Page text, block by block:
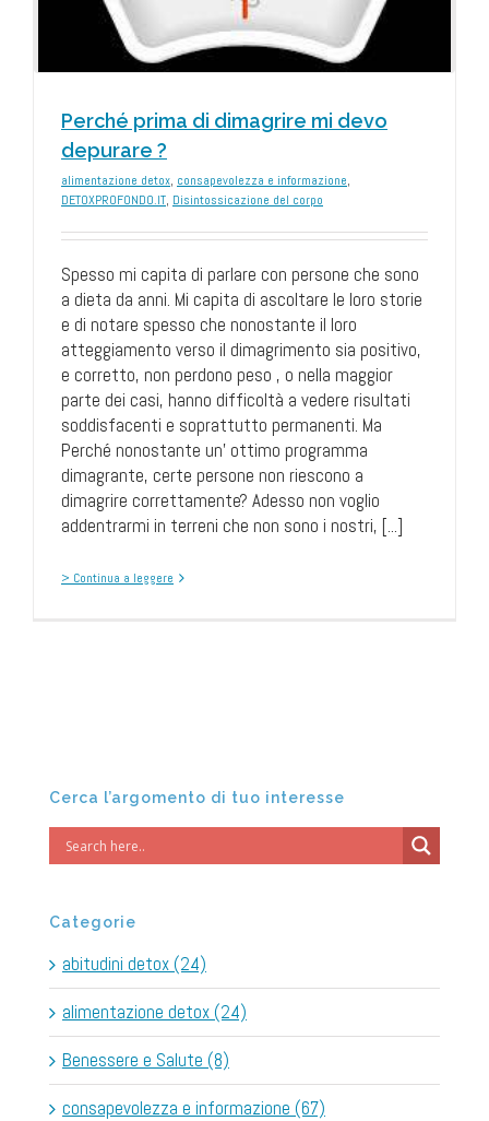
Perché prima di dimagrire mi devo
depurare ?
alimentazione detox, consapevolezza e informazione,
DETOXPROFONDO.IT, Disintossicazione del corpo
Spesso mi capita di parlare con persone che sono
a dieta da anni. Mi capita di ascoltare le loro storie
e di notare spesso che nonostante il loro
atteggiamento verso il dimagrimento sia positivo,
e corretto, non perdono peso , o nella maggior
parte dei casi, hanno difficoltà a vedere risultati
soddisfacenti e soprattutto permanenti. Ma
Perché nonostante un’ ottimo programma
dimagrante, certe persone non riescono a
dimagrire correttamente? Adesso non voglio
addentrarmi in terreni che non sono i nostri, [...]
> Continua a leggere
Cerca l’argomento di tuo interesse
Categorie
abitudini detox (24)
alimentazione detox (24)
Benessere e Salute (8)
consapevolezza e informazione (67)